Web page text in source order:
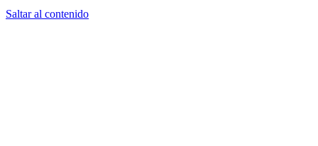
Saltar al contenido